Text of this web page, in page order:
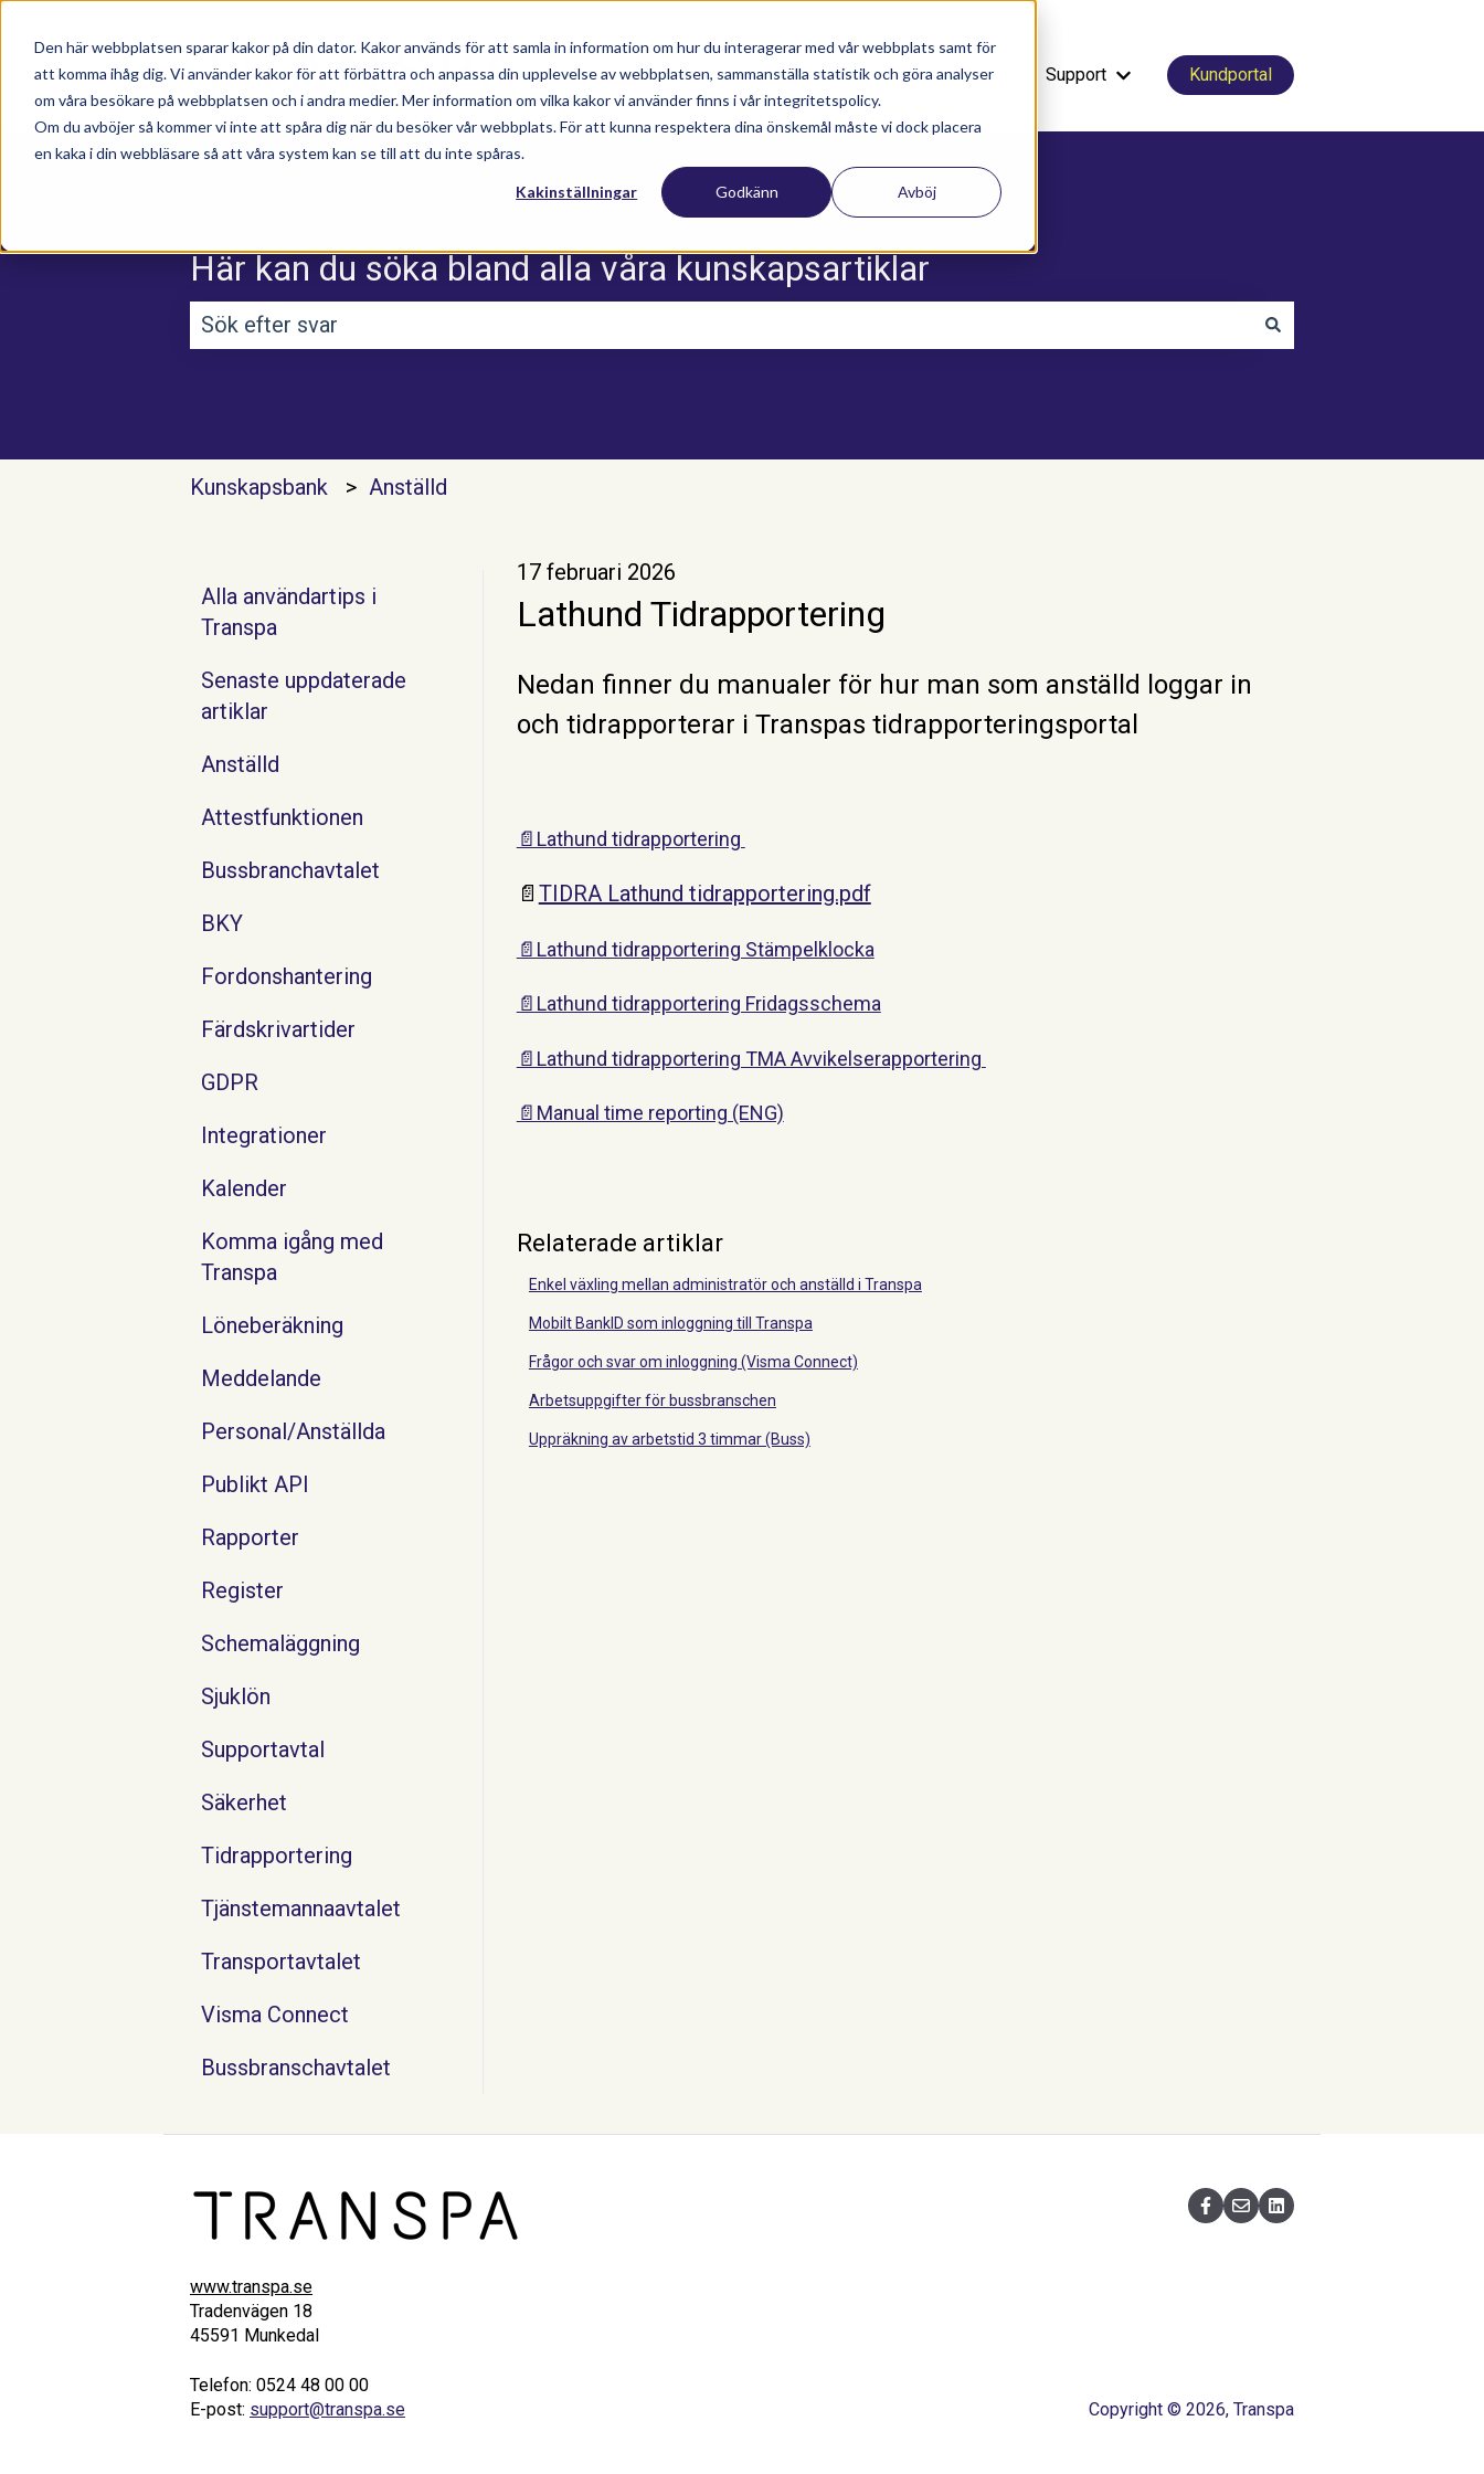
Den här webbplatsen sparar kakor på din dator. Kakor används för att samla in information om hur du interagerar med vår webbplats samt för
att komma ihåg dig. Vi använder kakor för att förbättra och anpassa din upplevelse av webbplatsen, sammanställa statistik och göra analyser
om våra besökare på webbplatsen och i andra medier. Mer information om vilka kakor vi använder finns i vår integritetspolicy.
Om du avböjer så kommer vi inte att spåra dig när du besöker vår webbplats. För att kunna respektera dina önskemål måste vi dock placera
en kaka i din webbläsare så att våra system kan se till att du inte spåras.
Kakinställningar Godkänn Avböj
Nyhetsartiklar Utbildningar Supportavtal Support
Visa undermeny för Support
Kundportal
Här kan du söka bland alla våra kunskapsartiklar
Kunskapsbank Anställd
17 februari 2026
Lathund Tidrapportering
Nedan finner du manualer för hur man som anställd loggar in
och tidrapporterar i Transpas tidrapporteringsportal
📄Lathund tidrapportering
📄 TIDRA Lathund tidrapportering.pdf
📄Lathund tidrapportering Stämpelklocka
📄Lathund tidrapportering Fridagsschema
📄Lathund tidrapportering TMA Avvikelserapportering
📄Manual time reporting (ENG)
Relaterade artiklar
Enkel växling mellan administratör och anställd i Transpa
Mobilt BankID som inloggning till Transpa
Frågor och svar om inloggning (Visma Connect)
Arbetsuppgifter för bussbranschen
Uppräkning av arbetstid 3 timmar (Buss)
Alla användartips i
Transpa
Senaste uppdaterade
artiklar
Anställd
Attestfunktionen
Bussbranchavtalet
BKY
Fordonshantering
Färdskrivartider
GDPR
Integrationer
Kalender
Komma igång med
Transpa
Löneberäkning
Meddelande
Personal/Anställda
Publikt API
Rapporter
Register
Schemaläggning
Sjuklön
Supportavtal
Säkerhet
Tidrapportering
Tjänstemannaavtalet
Transportavtalet
Visma Connect
Bussbranschavtalet
www.transpa.se
Tradenvägen 18
45591 Munkedal
Telefon: 0524 48 00 00
E-post: support@transpa.se Copyright © 2026, Transpa